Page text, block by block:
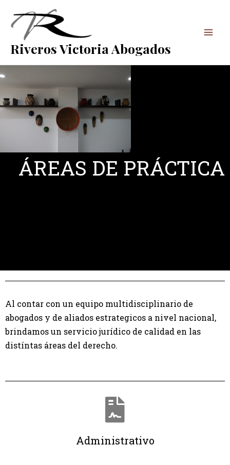
contenido
Riveros Victoria Abogados
ÁREAS DE PRÁCTICA
Al contar con un equipo multidisciplinario de
abogados y de aliados estrategicos a nivel nacional,
brindamos un servicio jurídico de calidad en las
distíntas áreas del derecho.
Administrativo